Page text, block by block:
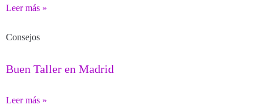
Leer más »
Consejos
Buen Taller en Madrid
Leer más »